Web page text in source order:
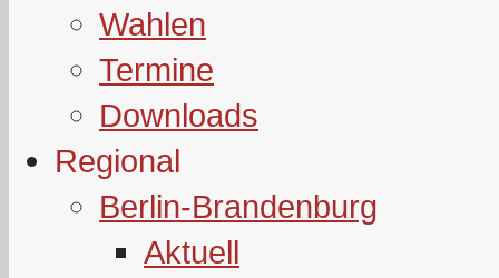
Wahlen
Termine
Downloads
Regional
Berlin-Brandenburg
Aktuell